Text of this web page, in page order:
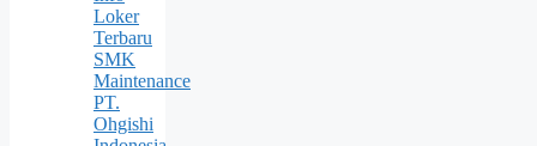
Loker
Terbaru
SMK
Maintenance
PT.
Ohgishi